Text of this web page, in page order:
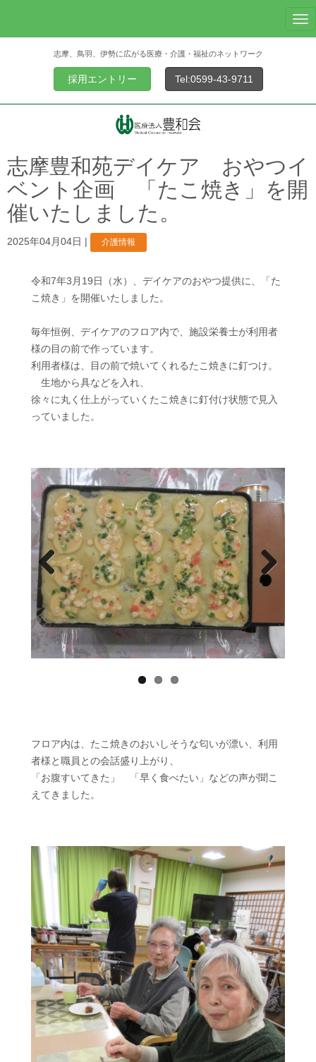
N
a
a
o
志摩、鳥羽、伊勢に広がる医療・介護・福祉のネットワーク
採用エントリー Tel:0599-43-9711
志摩豊和苑デイケア おやつイ
ベント企画 「たこ焼き」を開
催いたしました。
2025年04月04日 介護情報
令和7年3月19日（水）、デイケアのおやつ提供に、「た
こ焼き」を開催いたしました。
毎年恒例、デイケアのフロア内で、施設栄養士が利用者
様の目の前で作っています。
利用者様は、目の前で焼いてくれるたこ焼きに釘つけ。
生地から具などを入れ、
徐々に丸く仕上がっていくたこ焼きに釘付け状態で見入
っていました。
Prev
ious
Next
フロア内は、たこ焼きのおいしそうな匂いが漂い、利用
者様と職員との会話盛り上がり、
「お腹すいてきた」 「早く食べたい」などの声が聞こ
えてきました。